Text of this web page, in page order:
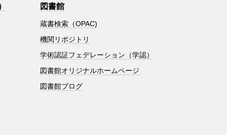
図書館
蔵書検索（OPAC)
機関リポジトリ
学術認証フェデレーション（学認）
図書館オリジナルホームページ
図書館ブログ